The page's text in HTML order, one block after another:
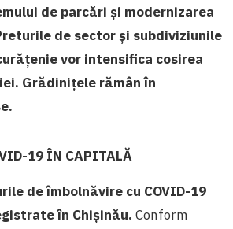
de parcări și modernizarea
de sector și subdiviziunile
vor intensifica cosirea
Grădinițele rămân în
19 ÎN CAPITALĂ
de îmbolnăvire cu COVID-19
în Chișinău. Conform